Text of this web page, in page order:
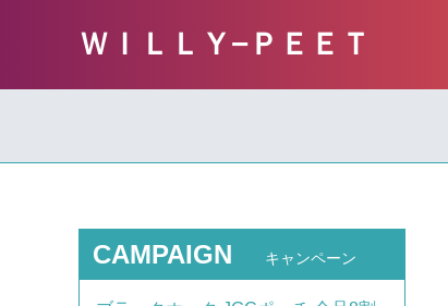
ＷＩＬＬＹ−ＰＥＥＴ
CAMPAIGN キャンペーン